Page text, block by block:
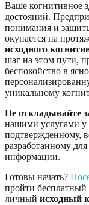
Ваше когнитивное
достояний.
понимания и
окупается на
исходного
шаг на этом пути,
беспокойство в
уникальному
Не откладывайте
нашими услугами у
подтвержденному,
разработанному
информации.
Готовы начать?
пройти бесплатный
личный исходный